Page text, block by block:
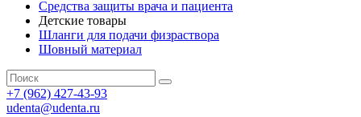
Средства защиты врача и пациента
Детские товары
Шланги для подачи физраствора
Шовный материал
+7 (962) 427-43-93
udenta@udenta.ru